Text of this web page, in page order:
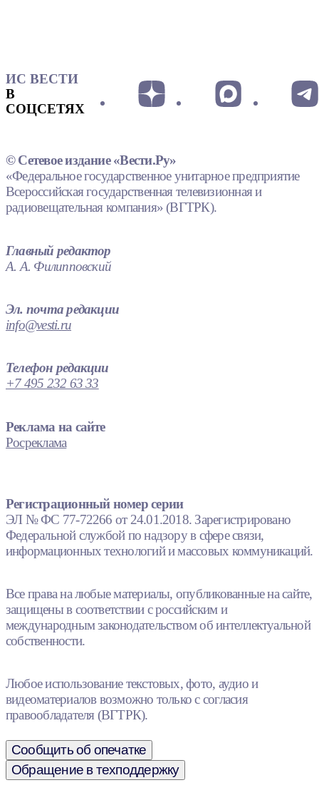
ИС ВЕСТИ
В
СОЦСЕТЯХ
© Сетевое издание «Вести.Ру»
«Федеральное государственное унитарное предприятие
Всероссийская государственная телевизионная и
радиовещательная компания» (ВГТРК).
Главный редактор
А. А. Филипповский
Эл. почта редакции
info@vesti.ru
Телефон редакции
+7 495 232 63 33
Реклама на сайте
Росреклама
Регистрационный номер серии
ЭЛ № ФС 77-72266 от 24.01.2018. Зарегистрировано
Федеральной службой по надзору в сфере связи,
информационных технологий и массовых коммуникаций.
Все права на любые материалы, опубликованные на сайте,
защищены в соответствии с российским и
международным законодательством об интеллектуальной
собственности.
Любое использование текстовых, фото, аудио и
видеоматериалов возможно только с согласия
правообладателя (ВГТРК).
Сообщить об опечатке
Обращение в техподдержку